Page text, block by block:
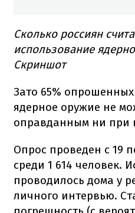
Сколько россиян
использование
Скриншот
Зато 65%
ядерное оружие не
оправданным ни при
Опрос проведен с 19
среди 1 614 человек.
проводилось дома у
личного интервью.